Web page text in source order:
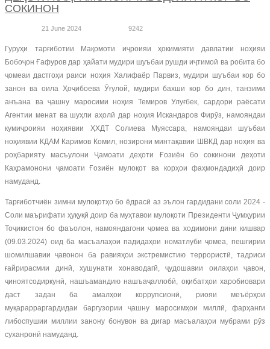
СОКИНОН
21 June 2024 9242
Гуруҳи тарғиботии Мақомоти иҷроияи ҳокимияти давлатии ноҳияи
Бобоҷон Ғафуров дар ҳайати мудири шуъбаи рушди иҷтимоӣ ва робита бо
ҷомеаи дастгоҳи раиси ноҳия Халифаёр Парвиз, мудири шуъбаи кор бо
занон ва оила Ҳоҷибоева Ӯғулой, мудири бахши кор бо дин, танзими
анъана ва ҷашну маросими ноҳия Темиров Улуғбек, сардори раёсати
Агентии менат ва шуҳли аҳолӣ дар ноҳия Искандаров Фирӯз, намояндаи
кумиҷроияи ноҳиявии ҲХДТ Солиева Муяссара, намояндаи шуъбаи
ноҳиявии КДАМ Каримов Комил, нозирони минтақавии ШВКД дар ноҳия ва
роҳбарияту масъулони Ҷамоати деҳоти Ғозиён бо сокинони деҳоти
Каҳрамонони ҷамоати Ғозиён мулоқот ва корҳои фаҳмондадиҳӣ доир
намуданд.
Тарғиботчиён зимни мулоқотҳо бо ёдрасӣ аз эълон гардидани соли 2024 -
Соли маърифати ҳуқуқӣ доир ба муҳтавои мулоқоти Президенти Ҷумҳурии
Тоҷикистон бо фаъолон, намояндагони ҷомеа ва ходимони дини кишвар
(09.03.2024) оид ба масъалаҳои падидаҳои номатлуби ҷомеа, пешгирии
шомилшавии ҷавонон ба равияҳои экстремистию террористӣ, тадриси
ғайрирасмии динӣ, хушунати хонаводагӣ, ҷудошавии оилаҳои ҷавон,
ҷиноятсодиркунӣ, нашъамандию нашъаҷаллобӣ, оқибатҳои харобиовари
даст задан ба амалҳои коррупсионӣ, риояи меъёрҳои
муқарарраргардидаи баргузории ҷашну маросимҳои миллӣ, фарҳанги
либоспушии миллии занону бонувон ва дигар масъалаҳои мубрами рӯз
суханронӣ намуданд.